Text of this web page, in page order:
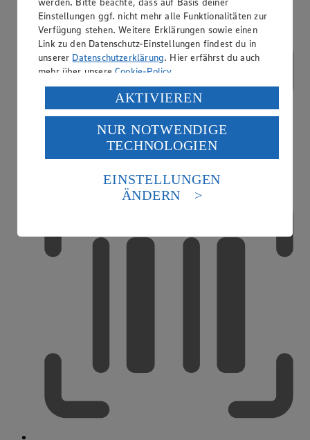
Einstellungen ggf. nicht mehr alle Funktionalitäten zur
Verfügung stehen. Weitere Erklärungen sowie einen
Link zu den Datenschutz-Einstellungen findest du in
unserer Datenschutzerklärung. Hier erfährst du auch
mehr über unsereCookie-Policy.
Verarbeitung deiner personenbezogenen Daten in den
USA durch Facebook und YouTube:
Wenn du auf „Aktivieren“ klickst, willigst du im Sinne
des Art. 49 Abs. 1 Satz 1 lit. a) DSGVO ein, dass deine
Daten in den USA verarbeitet werden. Der EuGH sieht
die USA als Land mit einem nach europäischen
Standards nicht angemessenen Datenschutzniveau an.
Es besteht das Risiko eines Zugriffs durch US-
Informationen zum Herausgeber der Seite findest du
im
Impressum
AKTIVIEREN
NUR NOTWENDIGE
TECHNOLOGIEN
EINSTELLUNGEN
ÄNDERN